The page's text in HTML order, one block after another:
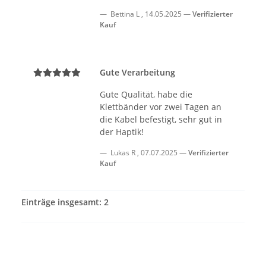
Bettina L , 14.05.2025
Verifizierter
Kauf
Gute Verarbeitung
Gute Qualität, habe die
Klettbänder vor zwei Tagen an
die Kabel befestigt, sehr gut in
der Haptik!
Lukas R , 07.07.2025
Verifizierter
Kauf
Einträge insgesamt: 2